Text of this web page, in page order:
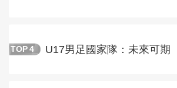
TOP 4 U17男足國家隊：未來可期